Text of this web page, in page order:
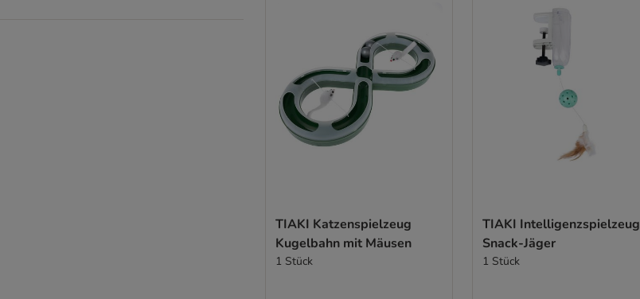
TIAKI Katzenspielzeug
Kugelbahn mit Mäusen
1 Stück
TIAKI Intelligenzspielzeug
Snack-Jäger
1 Stück